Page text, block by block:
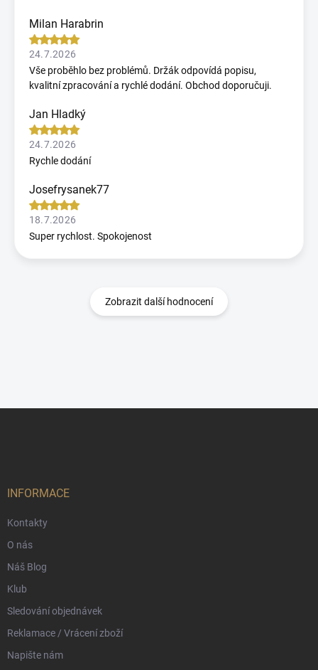
Milan Harabrin
24.7.2026
Vše proběhlo bez problémů. Držák odpovídá popisu,
kvalitní zpracování a rychlé dodání. Obchod doporučuji.
Jan Hladký
24.7.2026
Rychle dodání
Josefrysanek77
18.7.2026
Super rychlost. Spokojenost
Zobrazit další hodnocení
INFORMACE
Kontakty
O nás
Náš Blog
Klub
Sledování objednávek
Reklamace / Vrácení zboží
Napište nám